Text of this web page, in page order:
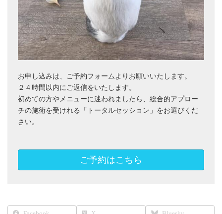
お申し込みは、ご予約フォームよりお願いいたします。
２４時間以内にご返信をいたします。
初めての方やメニューに迷われましたら、総合的アプロー
チの施術を受けれる「トータルセッション」をお選びくだ
さい。
ご予約はこちら